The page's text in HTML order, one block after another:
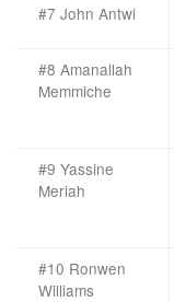
#7 John Antwi
#8 Amanallah
Memmiche
#9 Yassine
Meriah
#10 Ronwen
Williams